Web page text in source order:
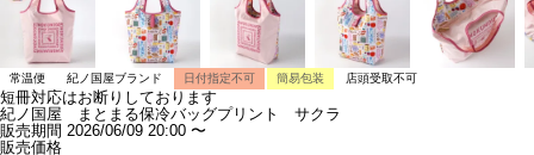
常温便 紀ノ国屋ブランド 日付指定不可 簡易包装 店頭受取不可
短冊対応はお断りしております
紀ノ国屋 まとまる保冷バッグプリント サクラ
販売期間 2026/06/09 20:00 〜
販売価格